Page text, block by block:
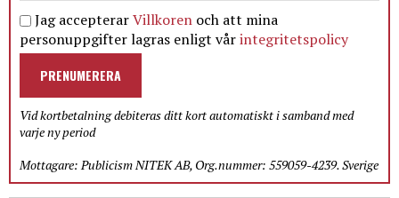
Jag accepterarVillkoren och att mina
personuppgifter lagras enligt vårintegritetspolicy
PRENUMERERA
Vid kortbetalning debiteras ditt kort automatiskt i samband med
varje ny period
Mottagare: Publicism NITEK AB, Org.nummer: 559059-4239. Sverige